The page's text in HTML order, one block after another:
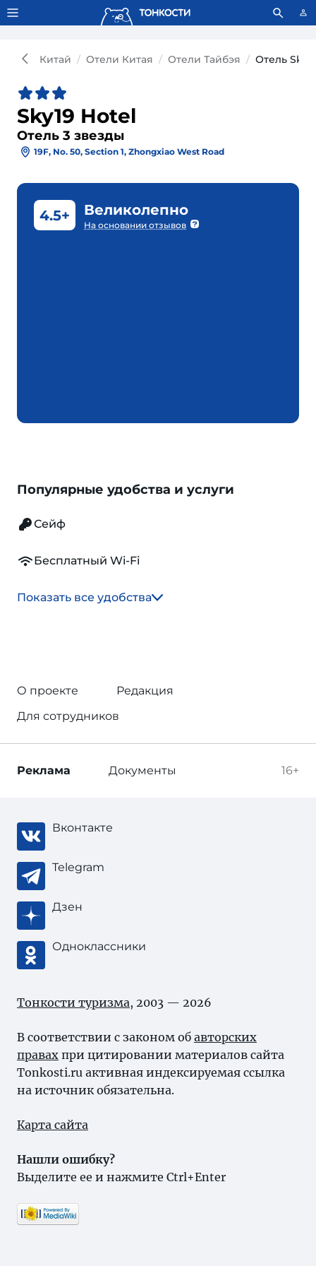
Тонкости используют сookie-файлы. Что это значит?
Китай Отели Китая Отели Тайбэя Отель
Sky19 Hotel
Отель 3 звезды
19F, No. 50, Section 1, Zhongxiao West Road
4.5+ Великолепно
На основании отзывов
Популярные удобства и услуги
Сейф
Бесплатный Wi-Fi
Показать все удобства
О проекте
Редакция
Для сотрудников
16+
Реклама Документы
Вконтакте
Telegram
Дзен
Одноклассники
Тонкости туризма, 2003 — 2026
В соответствии с законом об авторских
правах при цитировании материалов сайта
Tonkosti.ru активная индексируемая ссылка
на источник обязательна.
Карта сайта
Нашли ошибку?
Выделите ее и нажмите Ctrl+Enter